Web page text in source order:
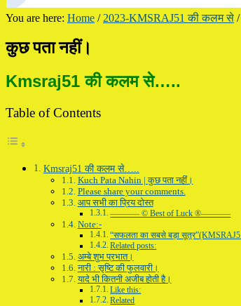
You are here: Home / 2023-KMSRAJ51 की कलम से /
कुछ पता नहीं।
Kmsraj51 की कलम से…..
Table of Contents
Kmsraj51 की कलम से…..
Kuch Pata Nahin | कुछ पता नहीं।
Please share your comments.
आप सभी का प्रिय दोस्त
———– © Best of Luck ®———–
Note:-
“सफलता का सबसे बड़ा
Related posts:
अम्बे शुभ प्रभात।
नारी : सृष्टि की फुलवारी।
यादे भी कितनी अजीब होती है।
Like this:
Related